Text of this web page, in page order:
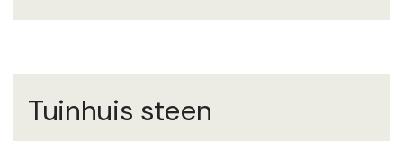
Tuinhuis steen